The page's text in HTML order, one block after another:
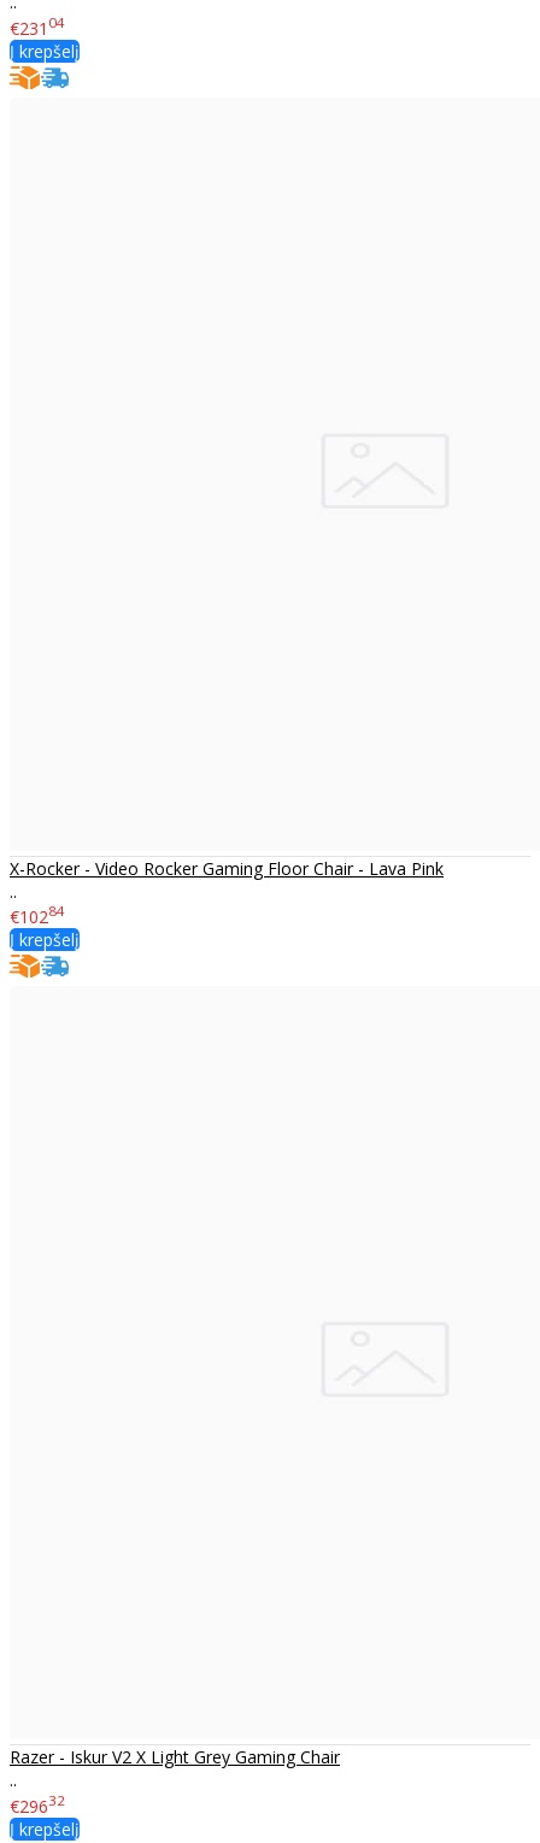
€231 04
Į krepšelį
X-Rocker - Video Rocker Gaming Floor Chair - Lava Pink
..
€10284
Į krepšelį
Razer - Iskur V2 X Light Grey Gaming Chair
..
€29632
Į krepšelį